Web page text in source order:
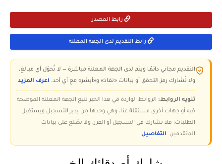
رابط المصدر
رابط التقديم لدى الجهة المعلنة
التقديم مجاني دائمًا ويتم لدى الجهة المعلنة مباشرة — لا تُحوّل أي مبالغ،
ولا تُشارك رمز التحقق أو بيانات «نفاذ» و«أبشر» مع أي أحد. اعرف المزيد
تنويه الروابط: الروابط الواردة في هذا الخبر تتبع الجهة المعلنة الموضحة
فيه أو جهات أخرى مستقلة عنا، وهي وحدها من يدير التسجيل ويستقبل
الطلبات؛ فلا نشارك في التسجيل أو الفرز، ولا نطّلع على بيانات
المتقدمين. التفاصيل